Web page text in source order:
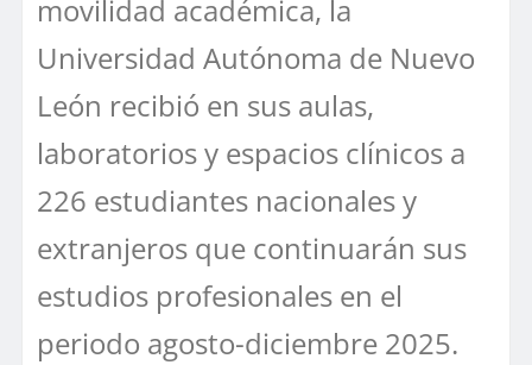
movilidad académica, la
Universidad Autónoma de Nuevo
León recibió en sus aulas,
laboratorios y espacios clínicos a
226 estudiantes nacionales y
extranjeros que continuarán sus
estudios profesionales en el
periodo agosto-diciembre 2025.